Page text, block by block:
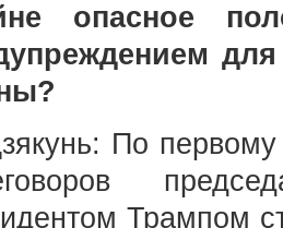
опасное
По
Трампом